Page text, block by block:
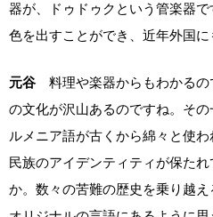
器が、ドゥドゥクという管楽器
色を出すことができ、近年外国に
元谷 料理や楽器からもわかるの
の文化が沢山あるのですね。そ
ルメニア語が古くから綿々と使
民族のアイデンティティが保た
か。数々の苦難の歴史を乗り越